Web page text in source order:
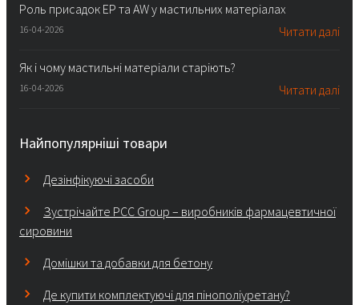
Роль присадок EP та AW у мастильних матеріалах
16-04-2026 Читати далі
Як і чому мастильні матеріали старіють?
16-04-2026 Читати далі
Найпопулярніші товари
Дезінфікуючі засоби
Зустрічайте PCC Group – виробників фармацевтичної
сировини
Домішки та добавки для бетону
Де купити комплектуючі для пінополіуретану?